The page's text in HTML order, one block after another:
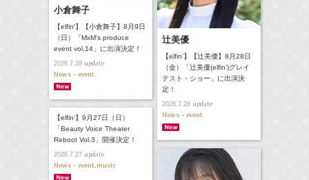
小倉舞子
【elfin'】【小倉舞子】8月9日
（日）「MxM's produce
event vol.14」に出演決定！
2026.7.28update
News - event
辻美優
【elfin'】【辻美優】8月28日
（金）「辻美優(elfin')グレイ
テスト・ショー」に出演決
定！
2026.7.28update
News - event
【elfin’】9月27日（日）
「Beauty Voice Theater
Reboot Vol.3」開催決定！
2026.7.27update
News - event,music